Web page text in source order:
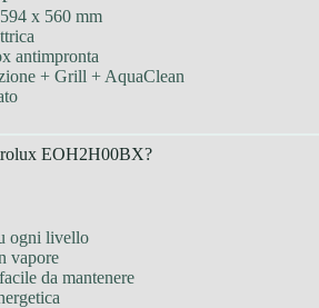
x 560 mm
antimpronta
+ Grill + AquaClean
EOH2H00BX?
ogni livello
vapore
da mantenere